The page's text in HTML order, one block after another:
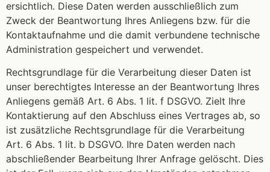
ersichtlich. Diese Daten werden ausschließlich zum
Zweck der Beantwortung Ihres Anliegens bzw. für die
Kontaktaufnahme und die damit verbundene technische
Administration gespeichert und verwendet.
Rechtsgrundlage für die Verarbeitung dieser Daten ist
unser berechtigtes Interesse an der Beantwortung Ihres
Anliegens gemäß Art. 6 Abs. 1 lit. f DSGVO. Zielt Ihre
Kontaktierung auf den Abschluss eines Vertrages ab, so
ist zusätzliche Rechtsgrundlage für die Verarbeitung
Art. 6 Abs. 1 lit. b DSGVO. Ihre Daten werden nach
abschließender Bearbeitung Ihrer Anfrage gelöscht. Dies